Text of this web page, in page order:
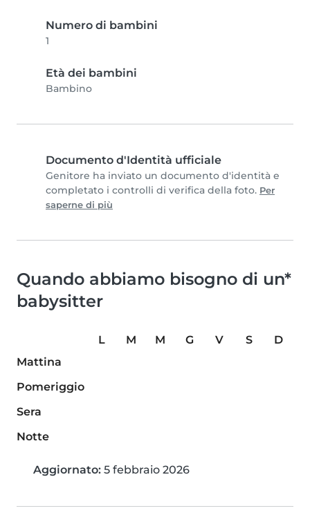
Numero di bambini
1
Età dei bambini
Bambino
Documento d'Identità ufficiale
Genitore ha inviato un documento d'identità e
completato i controlli di verifica della foto. Per
saperne di più
Quando abbiamo bisogno di un*
babysitter
L M M G V S
D
Mattina
Pomeriggio
Sera
Notte
Aggiornato: 5 febbraio 2026